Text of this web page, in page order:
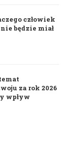
człowiek
będzie miał
za rok 2026
wpływ